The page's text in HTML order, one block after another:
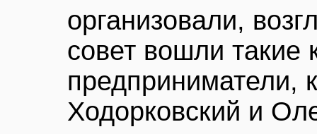
организовали,
совет вошли такие
предприниматели,
Ходорковский и